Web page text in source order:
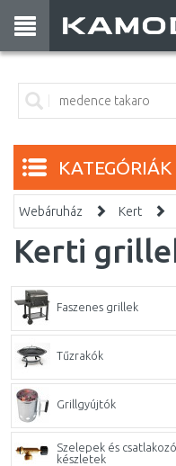
KATEGÓRIÁK
Webáruház Kert
Kerti
Faszenes grillek
Tűzrakók
Grillgyújtók
Szelepek és csatlakozó
készletek